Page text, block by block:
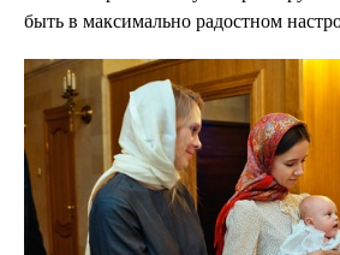
быть в максимально радостном